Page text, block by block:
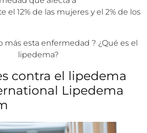
el 12% de las mujeres y el 2% de los
más esta enfermedad ? ¿Qué es el
lipedema?
contra el lipedema
Lipedema